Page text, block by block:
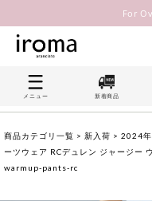
For
メニュー 新着商品
商品カテゴリ一覧 > 新入荷 > 2024年
ーツウェア RCデュレン ジャージー
warmup-pants-rc